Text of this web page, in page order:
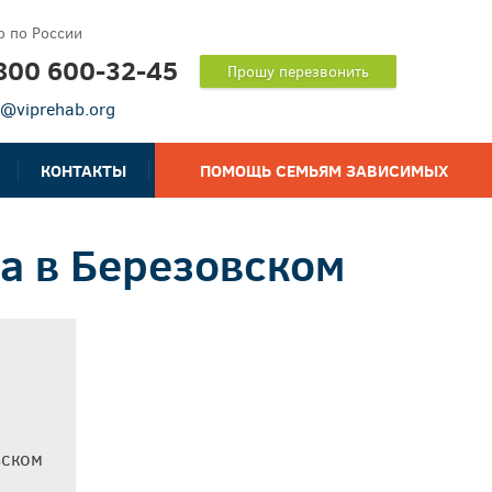
по России
600-32-45 Прошу перезвонить
КОНТАКТЫ ПОМОЩЬ СЕМЬЯМ ЗАВИСИМЫХ
в Березовском